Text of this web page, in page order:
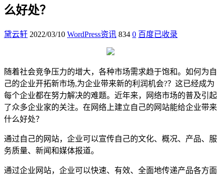
么好处？
黛云轩 2022/03/10 WordPress资讯 834 0 百度已收录
随着社会竞争压力的增大，各种市场需求趋于饱和。如何为自
己的企业开拓新市场,为企业带来新的利润机会?？这已经成为
每个企业都在努力解决的难题。近年来，网络市场的普及引起
了众多企业家的关注。在网络上建立自己的网站能给企业带来
什么好处？
通过自己的网站，企业可以宣传自己的文化、概况、产品、服
务质量、新闻和媒体报道。
通过企业网站，企业可以快速、有效、全面地传递产品各方面